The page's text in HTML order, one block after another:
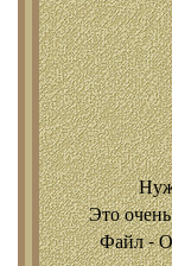
Это
Файл -